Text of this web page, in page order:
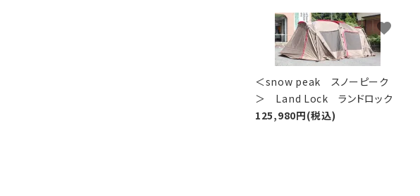
＜snow peak スノーピーク
＞ Land Lock ランドロック
125,980円(税込)
favorite